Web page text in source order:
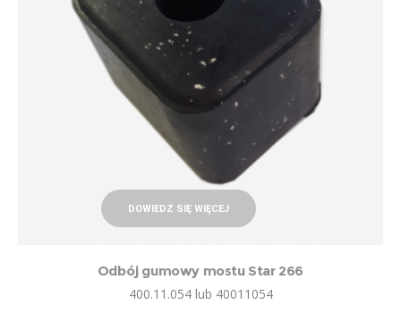
DOWIEDZ SIĘ WIĘCEJ
Odbój gumowy mostu Star 266
400.11.054 lub 40011054